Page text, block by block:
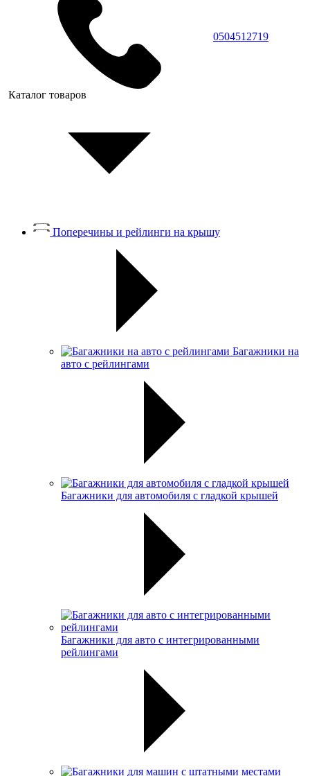
0504512719
Каталог товаров
Поперечины и рейлинги на крышу
Багажники на
авто с рейлингами
Багажники для автомобиля с гладкой крышей
Багажники для авто с интегрированными
рейлингами